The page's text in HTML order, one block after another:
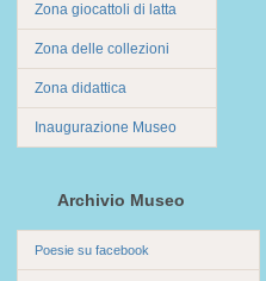
Zona giocattoli di latta
Zona delle collezioni
Zona didattica
Inaugurazione Museo
Archivio Museo
Poesie su facebook